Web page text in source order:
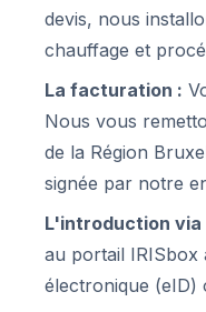
devis, nous
chauffage et
La facturation :
Nous vous
de la Région
signée par notre
L'introduction via
au portail IRISbox
électronique (eID)